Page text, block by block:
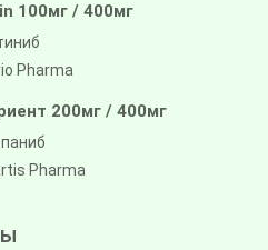
100мг / 400мг
Pharma
200мг / 400мг
Pharma